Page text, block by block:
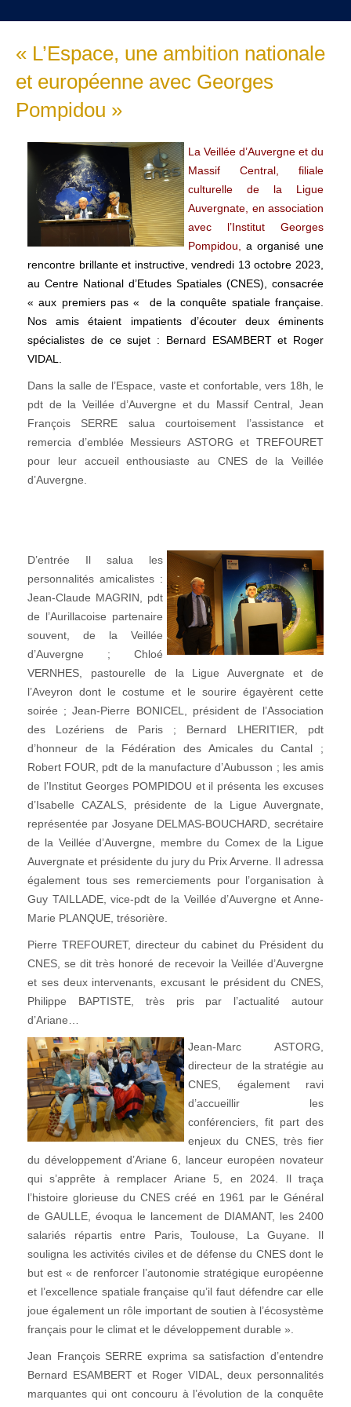
« L’Espace, une ambition nationale
et européenne avec Georges
Pompidou »
La Veillée d’Auvergne et du
Massif Central, filiale
culturelle de la Ligue
Auvergnate, en association
avec l’Institut Georges
Pompidou, a organisé une
rencontre brillante et instructive, vendredi 13 octobre 2023,
au Centre National d’Etudes Spatiales (CNES), consacrée
« aux premiers pas « de la conquête spatiale française.
Nos amis étaient impatients d’écouter deux éminents
spécialistes de ce sujet : Bernard ESAMBERT et Roger
VIDAL.
Dans la salle de l’Espace, vaste et confortable, vers 18h, le
pdt de la Veillée d’Auvergne et du Massif Central, Jean
François SERRE salua courtoisement l’assistance et
remercia d’emblée Messieurs ASTORG et TREFOURET
pour leur accueil enthousiaste au CNES de la Veillée
d’Auvergne.
D’entrée Il salua les
personnalités amicalistes :
Jean-Claude MAGRIN, pdt
de l’Aurillacoise partenaire
souvent, de la Veillée
d’Auvergne ; Chloé
VERNHES, pastourelle de la Ligue Auvergnate et de
l’Aveyron dont le costume et le sourire égayèrent cette
soirée ; Jean-Pierre BONICEL, président de l’Association
des Lozériens de Paris ; Bernard LHERITIER, pdt
d’honneur de la Fédération des Amicales du Cantal ;
Robert FOUR, pdt de la manufacture d’Aubusson ; les amis
de l’Institut Georges POMPIDOU et il présenta les excuses
d’Isabelle CAZALS, présidente de la Ligue Auvergnate,
représentée par Josyane DELMAS-BOUCHARD, secrétaire
de la Veillée d’Auvergne, membre du Comex de la Ligue
Auvergnate et présidente du jury du Prix Arverne. Il adressa
également tous ses remerciements pour l’organisation à
Guy TAILLADE, vice-pdt de la Veillée d’Auvergne et Anne-
Marie PLANQUE, trésorière.
Pierre TREFOURET, directeur du cabinet du Président du
CNES, se dit très honoré de recevoir la Veillée d’Auvergne
et ses deux intervenants, excusant le président du CNES,
Philippe BAPTISTE, très pris par l’actualité autour
d’Ariane…
Jean-Marc ASTORG,
directeur de la stratégie au
CNES, également ravi
d’accueillir les
conférenciers, fit part des
enjeux du CNES, très fier
du développement d’Ariane 6, lanceur européen novateur
qui s’apprête à remplacer Ariane 5, en 2024. Il traça
l’histoire glorieuse du CNES créé en 1961 par le Général
de GAULLE, évoqua le lancement de DIAMANT, les 2400
salariés répartis entre Paris, Toulouse, La Guyane. Il
souligna les activités civiles et de défense du CNES dont le
but est « de renforcer l’autonomie stratégique européenne
et l’excellence spatiale française qu’il faut défendre car elle
joue également un rôle important de soutien à l’écosystème
français pour le climat et le développement durable ».
Jean François SERRE exprima sa satisfaction d’entendre
Bernard ESAMBERT et Roger VIDAL, deux personnalités
marquantes qui ont concouru à l’évolution de la conquête